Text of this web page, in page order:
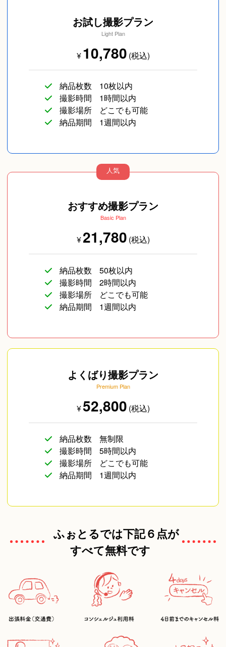
お試し撮影プラン
Light Plan
¥10,780 (税込)
納品枚数
10枚以内
撮影時間
1時間以内
撮影場所
どこでも可能
納品期間
1週間以内
人気
おすすめ撮影プラン
Basic Plan
¥21,780 (税込)
納品枚数
50枚以内
撮影時間
2時間以内
撮影場所
どこでも可能
納品期間
1週間以内
よくばり撮影プラン
Premium Plan
¥52,800 (税込)
納品枚数
無制限
撮影時間
5時間以内
撮影場所
どこでも可能
納品期間
1週間以内
ふぉとるでは下記６点が
すべて無料です